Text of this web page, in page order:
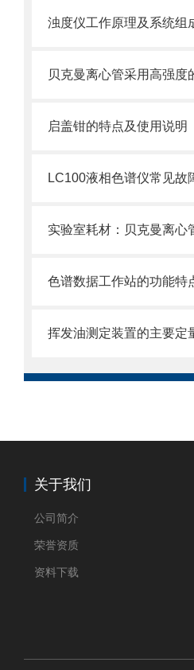
浊度仪工作原理及系统组
启盖钳的特点及使用说明
LC100液相色谱仪常见故
色谱数据工作站的功能特
挥发油测定装置的主要定
关于我们
公司简介
荣誉资质
资料下载